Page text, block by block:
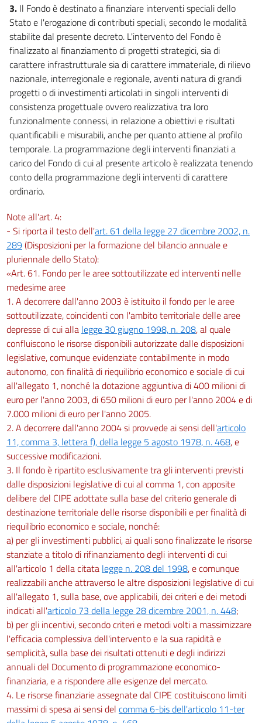
3. Il Fondo è destinato a finanziare interventi speciali dello
Stato e l'erogazione di contributi speciali, secondo le modalità
stabilite dal presente decreto. L'intervento del Fondo è
finalizzato al finanziamento di progetti strategici, sia di
carattere infrastrutturale sia di carattere immateriale, di rilievo
nazionale, interregionale e regionale, aventi natura di grandi
progetti o di investimenti articolati in singoli interventi di
consistenza progettuale ovvero realizzativa tra loro
funzionalmente connessi, in relazione a obiettivi e risultati
quantificabili e misurabili, anche per quanto attiene al profilo
temporale. La programmazione degli interventi finanziati a
carico del Fondo di cui al presente articolo è realizzata tenendo
conto della programmazione degli interventi di carattere
ordinario.
Note all'art. 4:
- Si riporta il testo dell'art. 61 della legge 27 dicembre 2002, n.
289 (Disposizioni per la formazione del bilancio annuale e
pluriennale dello Stato):
«Art. 61. Fondo per le aree sottoutilizzate ed interventi nelle
medesime aree
1. A decorrere dall'anno 2003 è istituito il fondo per le aree
sottoutilizzate, coincidenti con l'ambito territoriale delle aree
depresse di cui alla legge 30 giugno 1998, n. 208, al quale
confluiscono le risorse disponibili autorizzate dalle disposizioni
legislative, comunque evidenziate contabilmente in modo
autonomo, con finalità di riequilibrio economico e sociale di cui
all'allegato 1, nonché la dotazione aggiuntiva di 400 milioni di
euro per l'anno 2003, di 650 milioni di euro per l'anno 2004 e di
7.000 milioni di euro per l'anno 2005.
2. A decorrere dall'anno 2004 si provvede ai sensi dell'articolo
11, comma 3, lettera f), della legge 5 agosto 1978, n. 468, e
successive modificazioni.
3. Il fondo è ripartito esclusivamente tra gli interventi previsti
dalle disposizioni legislative di cui al comma 1, con apposite
delibere del CIPE adottate sulla base del criterio generale di
destinazione territoriale delle risorse disponibili e per finalità di
riequilibrio economico e sociale, nonché:
a) per gli investimenti pubblici, ai quali sono finalizzate le risorse
stanziate a titolo di rifinanziamento degli interventi di cui
all'articolo 1 della citata legge n. 208 del 1998, e comunque
realizzabili anche attraverso le altre disposizioni legislative di cui
all'allegato 1, sulla base, ove applicabili, dei criteri e dei metodi
indicati all'articolo 73 della legge 28 dicembre 2001, n. 448;
b) per gli incentivi, secondo criteri e metodi volti a massimizzare
l'efficacia complessiva dell'intervento e la sua rapidità e
semplicità, sulla base dei risultati ottenuti e degli indirizzi
annuali del Documento di programmazione economico-
finanziaria, e a rispondere alle esigenze del mercato.
4. Le risorse finanziarie assegnate dal CIPE costituiscono limiti
massimi di spesa ai sensi del comma 6-bis dell'articolo 11-ter